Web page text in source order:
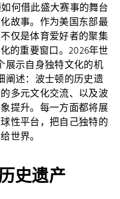
何借此盛大赛事的舞台
故事。作为美国东部最
仅是体育爱好者的聚集
的重要窗口。2026年世
展示自身独特文化的机
阐述：波士顿的历史遗
多元文化交流、以及波
提升。每一方面都将展
性平台，把自己独特的
世界。
史遗产